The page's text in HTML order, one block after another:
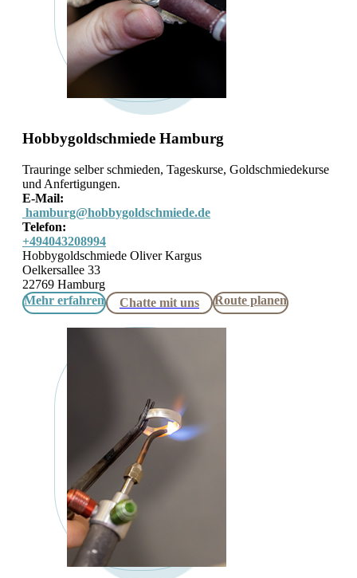
Hobbygoldschmiede Hamburg
Trauringe selber schmieden, Tageskurse, Goldschmiedekurse
und Anfertigungen.
E-Mail:
hamburg@hobbygoldschmiede.de
Telefon:
+494043208994
Hobbygoldschmiede Oliver Kargus
Oelkersallee 33
22769 Hamburg
Mehr erfahren
Chatte mit uns Route planen